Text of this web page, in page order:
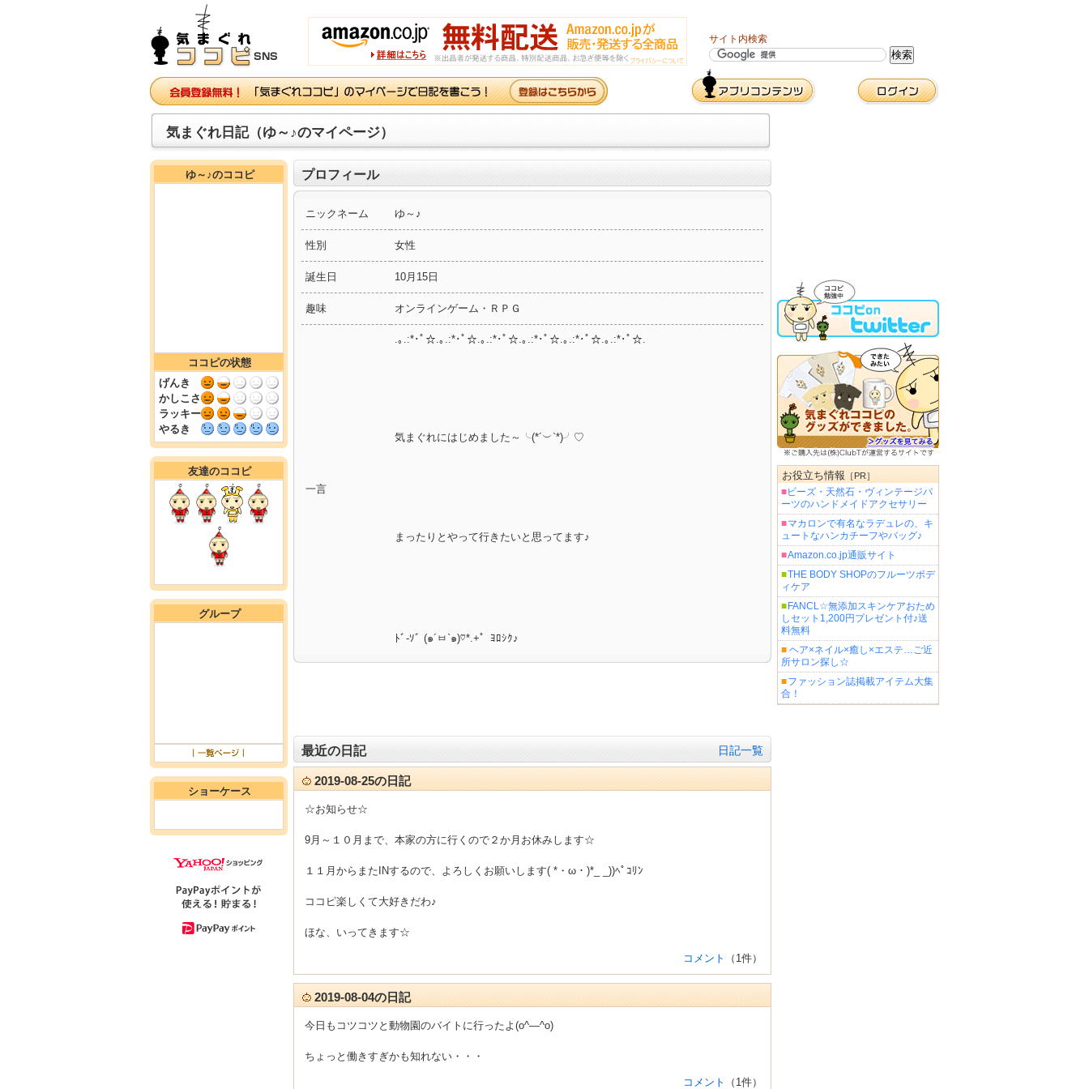
サイト内検索
気まぐれ日記（ゆ～♪のマイページ）
ゆ～♪のココピ
ココピの状態
げんき
かしこさ
ラッキー
やるき
友達のココピ
グループ
ショーケース
プロフィール
ニックネーム ゆ～♪
性別 女性
誕生日 10月15日
趣味 オンラインゲーム・ＲＰＧ
一言
.｡.:*･ﾟ☆.｡.:*･ﾟ☆.｡.:*･ﾟ☆.｡.:*･ﾟ☆.｡.:*･ﾟ☆.｡.:*･ﾟ☆.
気まぐれにはじめました～╰(*´︶`*)╯♡
まったりとやって行きたいと思ってます♪
ﾄﾞ-ｿﾞ (๑´ㅂ`๑)♡*.+゜ﾖﾛｼｸ♪
最近の日記 日記一覧
2019-08-25の日記
☆お知らせ☆
9月～１０月まで、本家の方に行くので２か月お休みします☆
１１月からまたINするので、よろしくお願いします( *・ω・)*_ _))ﾍﾟｺﾘﾝ
ココピ楽しくて大好きだわ♪
ほな、いってきます☆
コメント （1件）
2019-08-04の日記
今日もコツコツと動物園のバイトに行ったよ(o^―^o)
ちょっと働きすぎかも知れない・・・
コメント （1件）
お役立ち情報 ［PR］
■ビーズ・天然石・ヴィンテージパ
ーツのハンドメイドアクセサリー
■マカロンで有名なラデュレの、キ
ュートなハンカチーフやバッグ♪
■Amazon.co.jp通販サイト
■THE BODY SHOPのフルーツボデ
ィケア
■ FANCL☆無添加スキンケアおため
しセット1,200円プレゼント付♪送
料無料
■ ヘア×ネイル×癒し×エステ…ご近
所サロン探し☆
■ファッション誌掲載アイテム大集
合！